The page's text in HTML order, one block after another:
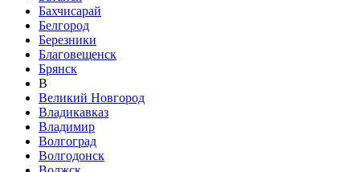
Бахчисарай
Белгород
Березники
Благовещенск
Брянск
В
Великий Новгород
Владикавказ
Владимир
Волгоград
Волгодонск